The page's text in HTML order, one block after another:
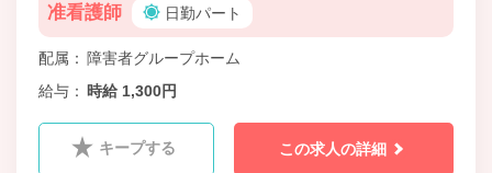
准看護師 日勤パート
配属
障害者グループホーム
給与
時給 1,300円
キープする この求人の詳細